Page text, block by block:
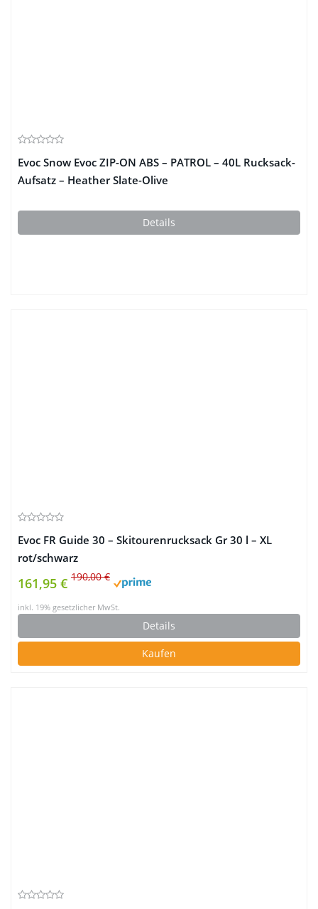
Evoc Snow Evoc ZIP-ON ABS – PATROL – 40L Rucksack-
Aufsatz – Heather Slate-Olive
Details
Evoc FR Guide 30 – Skitourenrucksack Gr 30 l – XL
rot/schwarz
161,95 € 190,00 €
inkl. 19% gesetzlicher MwSt.
Details
Kaufen